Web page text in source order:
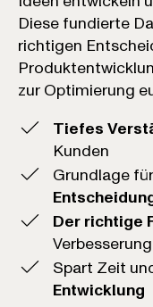
Diese fundierte
richtigen
zur Optimierung
Tiefes
Kunden
Grundlage für
Der richtige
Spart Zeit
Entwicklung